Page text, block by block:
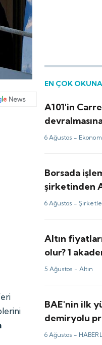
EN ÇOK
A101'in
6 Ağustos -
Borsada
şirketinden
milyon
6 Ağustos -
Altın
olur? 1
yorum var
5 Ağustos -Altın
BAE'nin ilk
demiryolu
firması
6 Ağustos -